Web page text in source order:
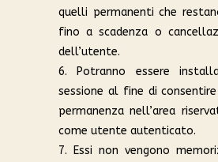
quelli permanenti che
fino a scadenza o
dell’utente.
6. Potranno essere
sessione al fine di
permanenza nell’area
come utente autenticato.
7. Essi non vengono